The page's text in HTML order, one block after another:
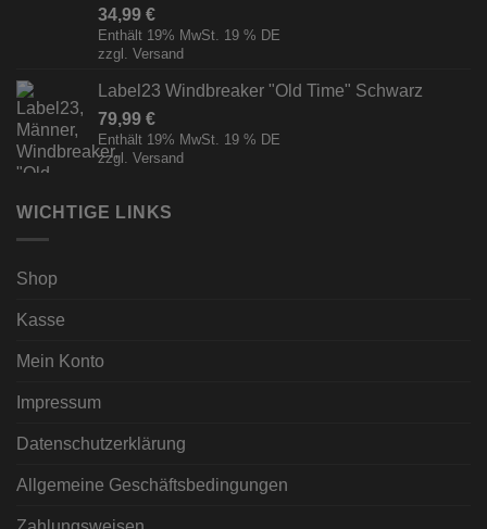
34,99 €
Enthält 19% MwSt. 19 % DE
zzgl. Versand
Label23 Windbreaker "Old Time" Schwarz
79,99 €
Enthält 19% MwSt. 19 % DE
zzgl. Versand
WICHTIGE LINKS
Shop
Kasse
Mein Konto
Impressum
Datenschutzerklärung
Allgemeine Geschäftsbedingungen